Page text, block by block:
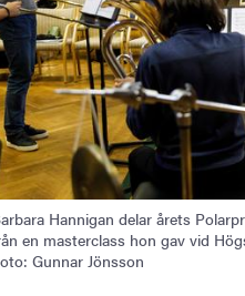
Hannigan delar årets
en masterclass hon gav vid
Gunnar Jönsson